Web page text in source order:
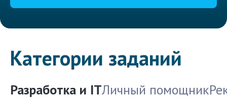
Категории заданий
Разработка и ITЛичный помощник